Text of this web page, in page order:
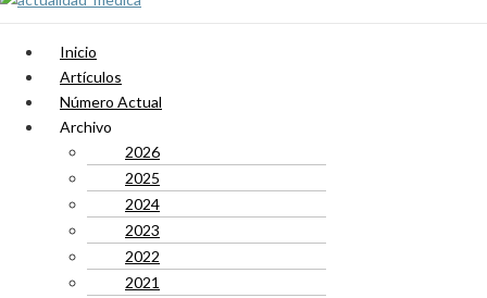
Inicio
Artículos
Número Actual
Archivo
2026
2025
2024
2023
2022
2021